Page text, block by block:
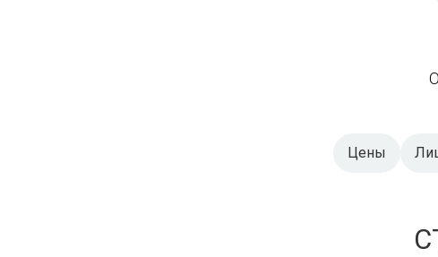
Цены